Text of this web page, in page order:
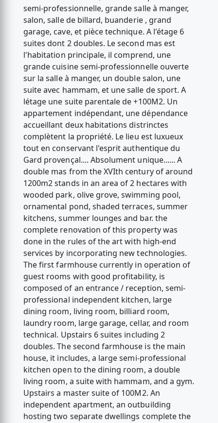
semi-professionnelle, grande salle à manger,
salon, salle de billard, buanderie , grand
garage, cave, et pièce technique. A l'étage 6
suites dont 2 doubles. Le second mas est
l'habitation principale, il comprend, une
grande cuisine semi-professionnelle ouverte
sur la salle à manger, un double salon, une
suite avec hammam, et une salle de sport. A
létage une suite parentale de +100M2. Un
appartement indépendant, une dépendance
accueillant deux habitations distrinctes
complètent la propriété. Le lieu est luxueux
tout en conservant l'esprit authentique du
Gard provençal.... Absolument unique...... A
double mas from the XVIth century of around
1200m2 stands in an area of 2 hectares with
wooded park, olive grove, swimming pool,
ornamental pond, shaded terraces, summer
kitchens, summer lounges and bar. the
complete renovation of this property was
done in the rules of the art with high-end
services by incorporating new technologies.
The first farmhouse currently in operation of
guest rooms with good profitability, is
composed of an entrance / reception, semi-
professional independent kitchen, large
dining room, living room, billiard room,
laundry room, large garage, cellar, and room
technical. Upstairs 6 suites including 2
doubles. The second farmhouse is the main
house, it includes, a large semi-professional
kitchen open to the dining room, a double
living room, a suite with hammam, and a gym.
Upstairs a master suite of 100M2. An
independent apartment, an outbuilding
hosting two separate dwellings complete the